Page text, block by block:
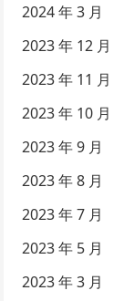
2024 年 3 月
2023 年 12 月
2023 年 11 月
2023 年 10 月
2023 年 9 月
2023 年 8 月
2023 年 7 月
2023 年 5 月
2023 年 3 月